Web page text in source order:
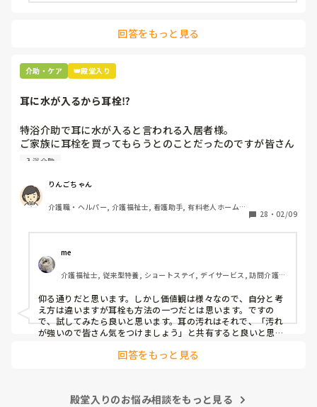
回答をもっと見る
介助・ケア 👑殿堂入り
耳に水が入るから耳栓⁉︎
特浴介助で耳に水が入ると言われる入居者様。
ご家族に耳栓を買ってもらうとのことだったのですが皆さん
どう思われますか？
思ったのですがパートなためあまり強く言えず…
また洗髪後どうやら耳を拭いてない様子。あとから耳を拭い
て欲しいと言われて拭くととても汚いのですが、耳栓よりも
耳栓の管理も大変だと思いますし（衛生的に消毒なども必要
かと）、皆さんどう思われますか？
入浴介助
りんごちゃん
介護職・ヘルパー, 介護福祉士, 看護助手, 有料老人ホーム,
28 ・ 02/09
me
介護福祉士, 従来型特養, ショートステイ, デイサービス, 訪問介護,
仰る通りだと思います。しかし価値観は様々なので、自分と考
え方は違いますが耳栓も方法の一つだとは思います。ですの
で、試してみたら良いと思います。耳の汚れはそれで、「汚れ
が強いので皆さん気をつけましょう」と共有すると良いと思い
回答をもっと見る
殿堂入りのお悩み相談をもっと見る